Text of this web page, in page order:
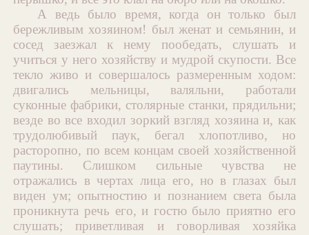
А ведь было время, когда он только был
бережливым хозяином! был женат и семьянин, и
сосед заезжал к нему пообедать, слушать и
учиться у него хозяйству и мудрой скупости. Все
текло живо и совершалось размеренным ходом:
двигались мельницы, валяльни, работали
суконные фабрики, столярные станки, прядильни;
везде во все входил зоркий взгляд хозяина и, как
трудолюбивый паук, бегал хлопотливо, но
расторопно, по всем концам своей хозяйственной
паутины. Слишком сильные чувства не
отражались в чертах лица его, но в глазах был
виден ум; опытностию и познанием света была
проникнута речь его, и гостю было приятно его
слушать; приветливая и говорливая хозяйка